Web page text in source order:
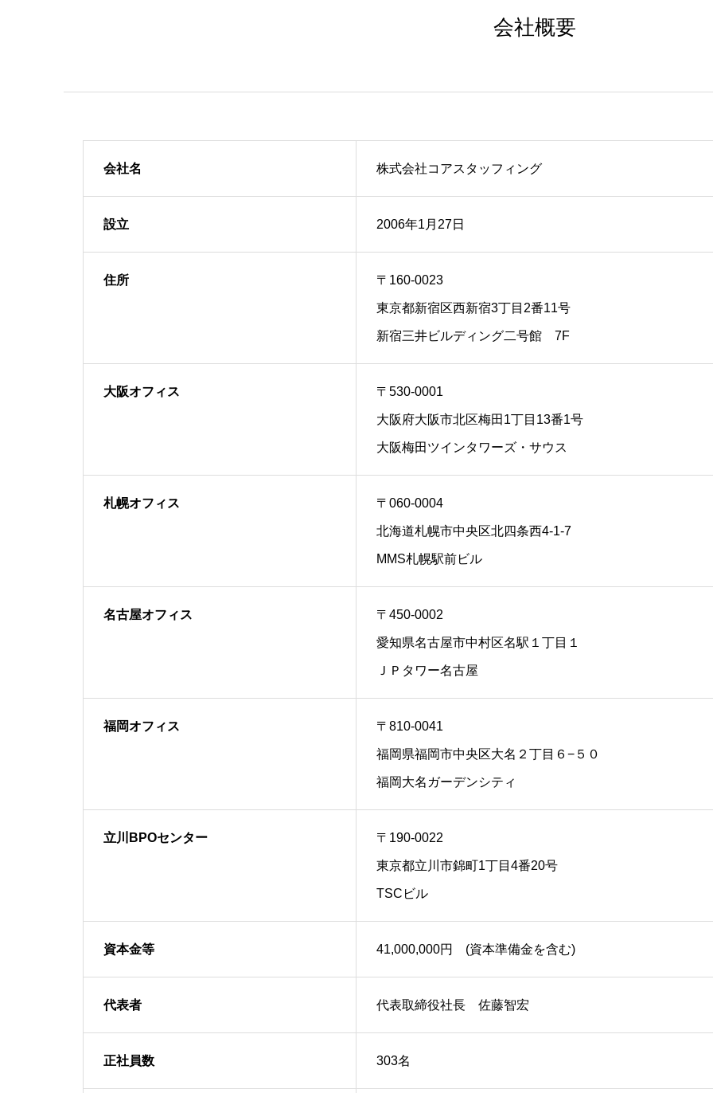
HOME
COMPANY
会社概要
会社名 株式会社コアスタッフィング
設立 2006年1月27日
住所 〒160-0023
東京都新宿区西新宿3丁目2番11号
新宿三井ビルディング二号館 7F
大阪オフィス 〒530-0001
大阪府大阪市北区梅田1丁目13番1号
大阪梅田ツインタワーズ・サウス
札幌オフィス 〒060-0004
北海道札幌市中央区北四条西4-1-7
MMS札幌駅前ビル
名古屋オフィス 〒450-0002
愛知県名古屋市中村区名駅１丁目１
ＪＰタワー名古屋
福岡オフィス 〒810-0041
福岡県福岡市中央区大名２丁目６−５０
福岡大名ガーデンシティ
立川BPOセンター 〒190-0022
東京都立川市錦町1丁目4番20号
TSCビル
資本金等 41,000,000円 (資本準備金を含む)
代表者 代表取締役社長 佐藤智宏
正社員数 303名